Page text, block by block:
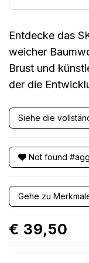
Entdecke das
weicher
Brust und
der die
Siehe die
Not found
Gehe zu
€ 39,50